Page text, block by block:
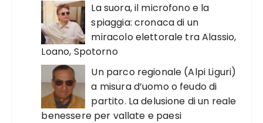
La suora, il microfono e la
spiaggia: cronaca di un
miracolo elettorale tra Alassio,
Loano, Spotorno
Un parco regionale (Alpi Liguri)
a misura d’uomo o feudo di
partito. La delusione di un reale
benessere per vallate e paesi